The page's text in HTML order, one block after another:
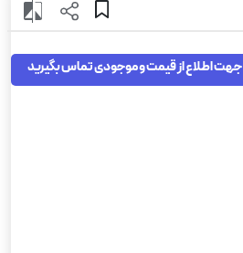
جهت اطلاع از قیمت و موجودی تماس بگیرید